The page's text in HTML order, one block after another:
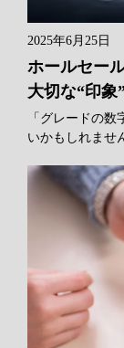
2025年6月25日
ホールセー
大切な“印象
「グレードの
いかもしれませ